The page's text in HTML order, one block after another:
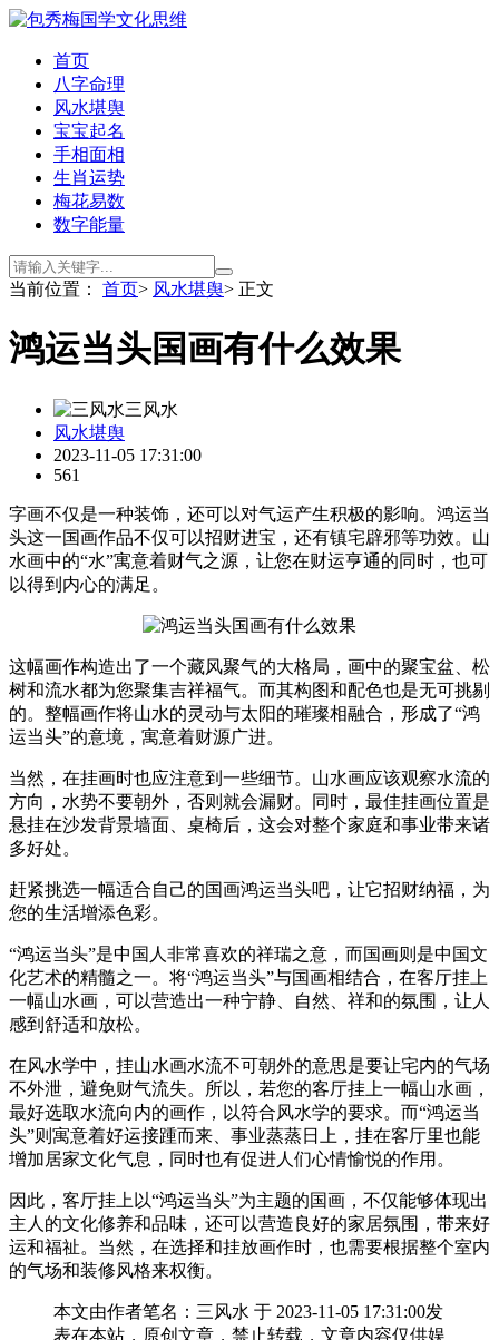
首页
八字命理
风水堪舆
宝宝起名
手相面相
生肖运势
梅花易数
数字能量
当前位置： 首页> 风水堪舆> 正文
鸿运当头国画有什么效果
三风水
风水堪舆
2023-11-05 17:31:00
561
字画不仅是一种装饰，还可以对气运产生积极的影响。鸿运当
头这一国画作品不仅可以招财进宝，还有镇宅辟邪等功效。山
水画中的“水”寓意着财气之源，让您在财运亨通的同时，也可
以得到内心的满足。
这幅画作构造出了一个藏风聚气的大格局，画中的聚宝盆、松
树和流水都为您聚集吉祥福气。而其构图和配色也是无可挑剔
的。整幅画作将山水的灵动与太阳的璀璨相融合，形成了“鸿
运当头”的意境，寓意着财源广进。
当然，在挂画时也应注意到一些细节。山水画应该观察水流的
方向，水势不要朝外，否则就会漏财。同时，最佳挂画位置是
悬挂在沙发背景墙面、桌椅后，这会对整个家庭和事业带来诸
多好处。
赶紧挑选一幅适合自己的国画鸿运当头吧，让它招财纳福，为
您的生活增添色彩。
“鸿运当头”是中国人非常喜欢的祥瑞之意，而国画则是中国文
化艺术的精髓之一。将“鸿运当头”与国画相结合，在客厅挂上
一幅山水画，可以营造出一种宁静、自然、祥和的氛围，让人
感到舒适和放松。
在风水学中，挂山水画水流不可朝外的意思是要让宅内的气场
不外泄，避免财气流失。所以，若您的客厅挂上一幅山水画，
最好选取水流向内的画作，以符合风水学的要求。而“鸿运当
头”则寓意着好运接踵而来、事业蒸蒸日上，挂在客厅里也能
增加居家文化气息，同时也有促进人们心情愉悦的作用。
因此，客厅挂上以“鸿运当头”为主题的国画，不仅能够体现出
主人的文化修养和品味，还可以营造良好的家居氛围，带来好
运和福祉。当然，在选择和挂放画作时，也需要根据整个室内
的气场和装修风格来权衡。
本文由作者笔名：三风水 于 2023-11-05 17:31:00发
表在本站，原创文章，禁止转载，文章内容仅供娱